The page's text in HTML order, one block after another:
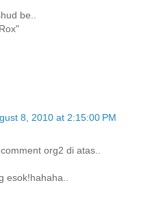
be..
8, 2010 at 2:15:00 PM
org2 di atas..
esok!hahaha..